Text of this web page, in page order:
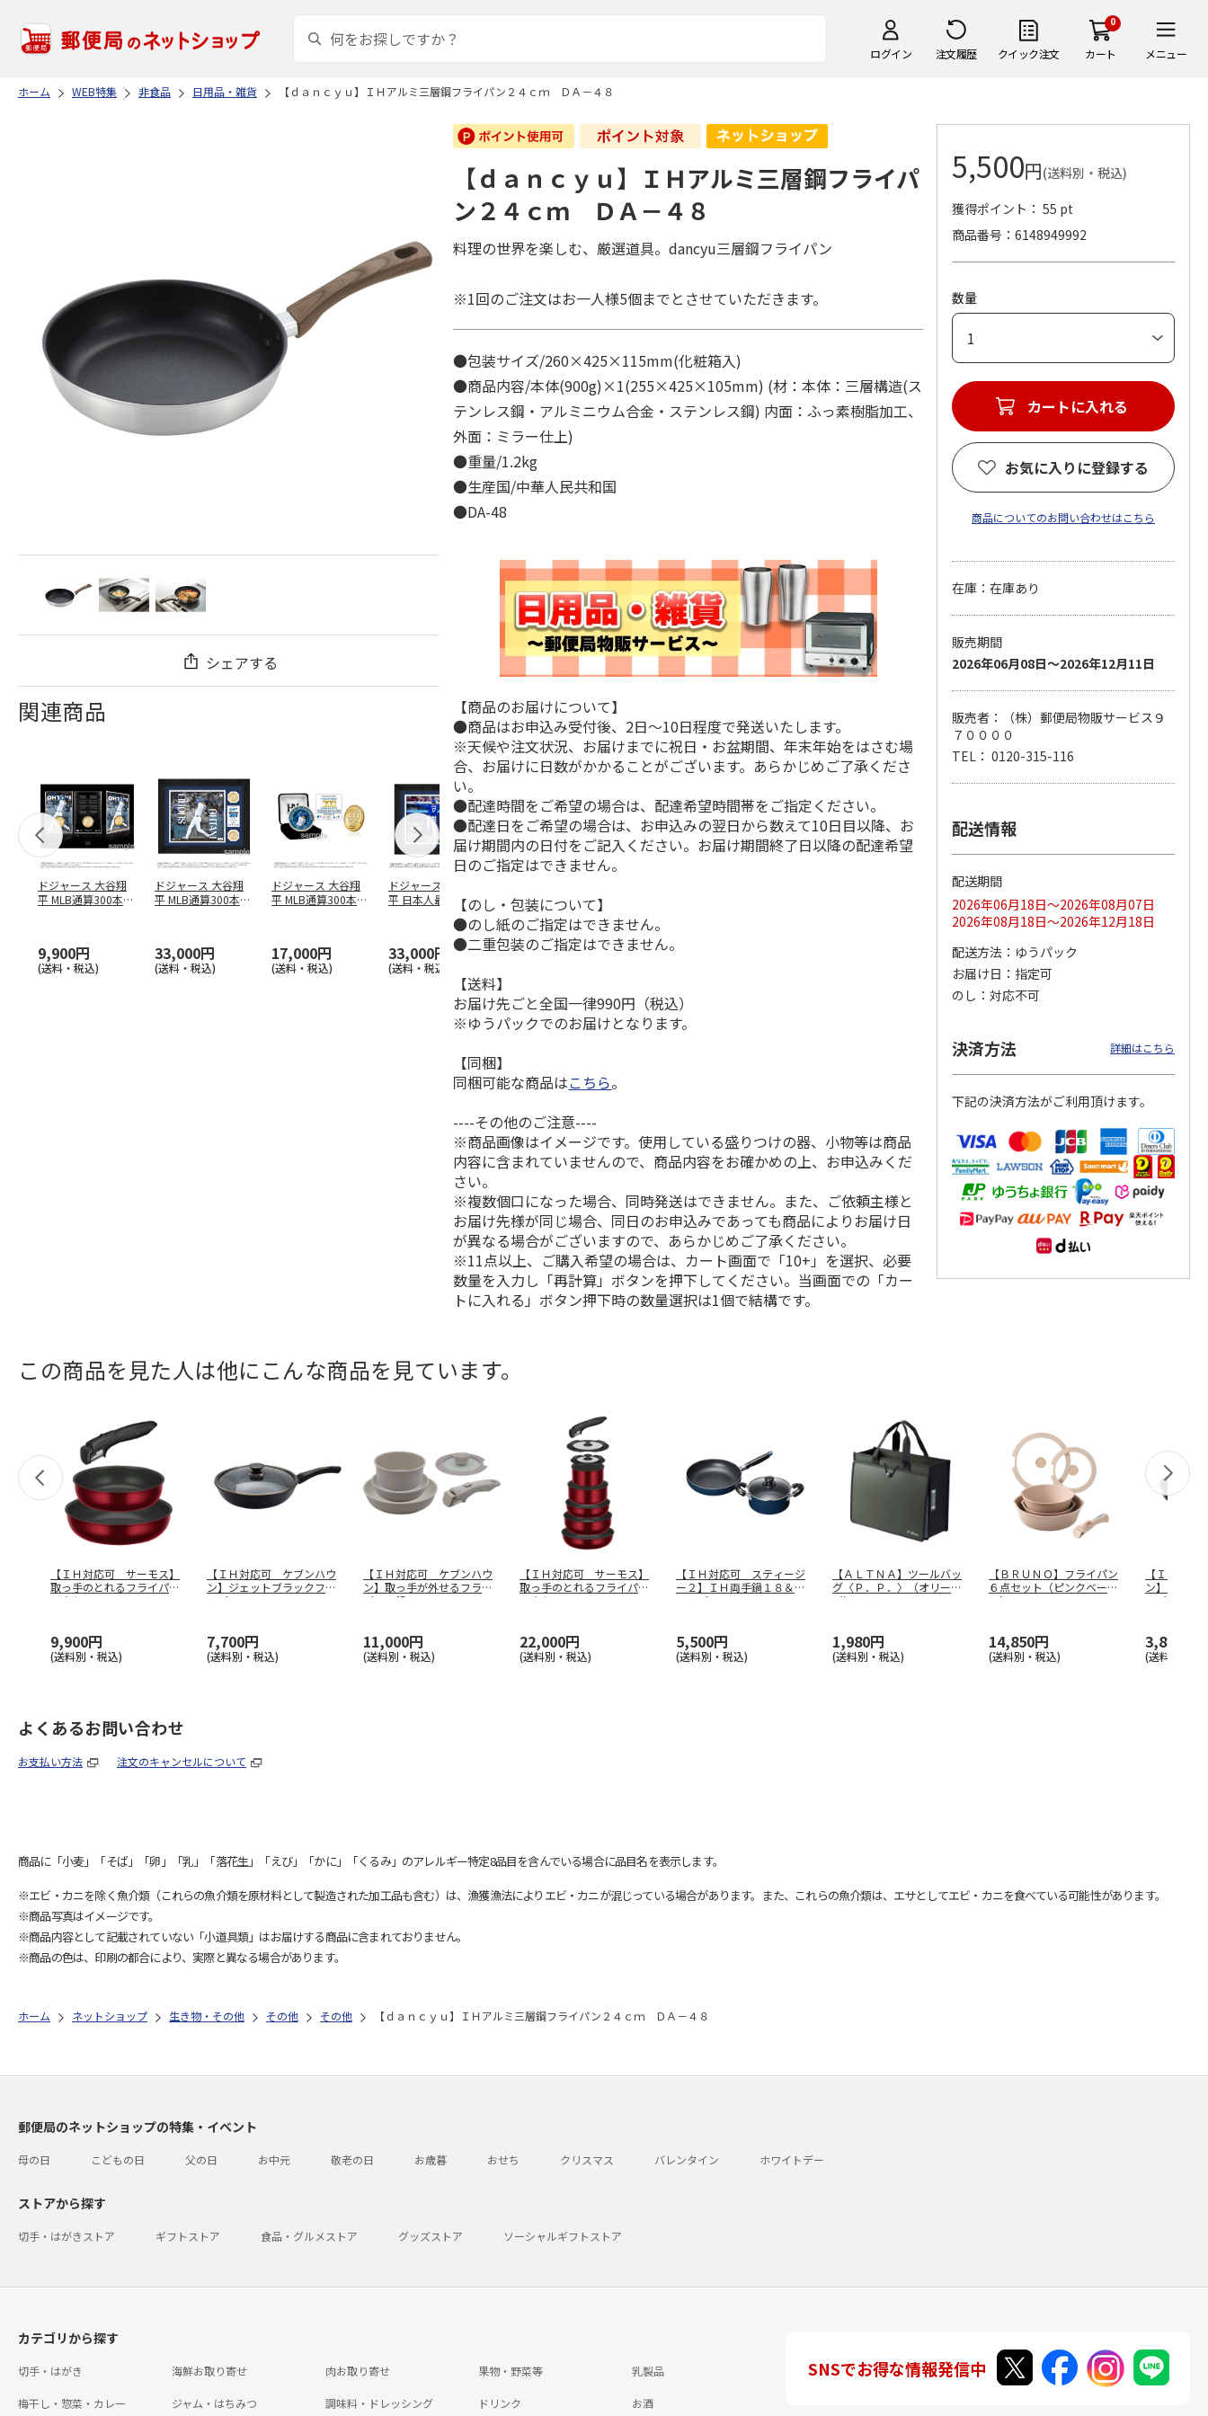
ログイン 注文履歴 クイック注文
0
カート メニュー
ホーム WEB特集 非食品 日用品・雑貨 【ｄａｎｃｙｕ】ＩＨアルミ三層鋼フライパン２４ｃｍ ＤＡ－４８
シェアする
関連商品
ドジャース 大谷翔
平 MLB通算300本塁
9,900円
(送料・税込)
ドジャース 大谷翔
平 MLB通算300本塁
33,000円
(送料・税込)
ドジャース 大谷翔
平 MLB通算300本塁
17,000円
(送料・税込)
ドジャース 大谷翔
平 日本人最多53試
合連続出塁記念 ダ
33,000円
(送料・税込)
谷翔平 2026 NL 3・
4月投手…
33,000円
イ…
9,900円
ドジャース 大谷翔
平 日本人最多53試
合連続出塁記念 シ
ル…
17,000円
(送料・税込)
谷翔平 2026 NL 3・
4月投手…
【ｄａｎｃｙｕ】ＩＨアルミ三層鋼フライパ
ン２４ｃｍ ＤＡ－４８
料理の世界を楽しむ、厳選道具。dancyu三層鋼フライパン
※1回のご注文はお一人様5個までとさせていただきます。
●包装サイズ/260×425×115mm(化粧箱入)
●商品内容/本体(900g)×1(255×425×105mm) (材：本体：三層構造(ス
テンレス鋼・アルミニウム合金・ステンレス鋼) 内面：ふっ素樹脂加工、
外面：ミラー仕上)
●重量/1.2kg
●生産国/中華人民共和国
●DA-48
【商品のお届けについて】
●商品はお申込み受付後、2日～10日程度で発送いたします。
※天候や注文状況、お届けまでに祝日・お盆期間、年末年始をはさむ場
合、お届けに日数がかかることがございます。あらかじめご了承くださ
い。
●配達時間をご希望の場合は、配達希望時間帯をご指定ください。
●配達日をご希望の場合は、お申込みの翌日から数えて10日目以降、お
届け期間内の日付をご記入ください。お届け期間終了日以降の配達希望
日のご指定はできません。
【のし・包装について】
●のし紙のご指定はできません。
●二重包装のご指定はできません。
【送料】
お届け先ごと全国一律990円（税込）
※ゆうパックでのお届けとなります。
【同梱】
同梱可能な商品はこちら。
----その他のご注意----
※商品画像はイメージです。使用している盛りつけの器、小物等は商品
内容に含まれていませんので、商品内容をお確かめの上、お申込みくだ
さい。
※複数個口になった場合、同時発送はできません。また、ご依頼主様と
お届け先様が同じ場合、同日のお申込みであっても商品によりお届け日
が異なる場合がございますので、あらかじめご了承ください。
※11点以上、ご購入希望の場合は、カート画面で「10+」を選択、必要
数量を入力し「再計算」ボタンを押下してください。当画面での「カー
トに入れる」ボタン押下時の数量選択は1個で結構です。
5,500円(送料別・税込)
獲得ポイント： 55 pt
商品番号
6148949992
数量
カートに入れる
お気に入りに登録する
商品についてのお問い合わせはこちら
在庫：在庫あり
販売期間
2026年06月08日～2026年12月11日
販売者：（株）郵便局物販サービス９
７００００
TEL： 0120-315-116
配送情報
配送期間
2026年06月18日～2026年08月07日
2026年08月18日～2026年12月18日
配送方法
ゆうパック
お届け日
指定可
のし
対応不可
決済方法 詳細はこちら
下記の決済方法がご利用頂けます。
この商品を見た人は他にこんな商品を見ています。
【ＩＨ対応可 サーモス】
取っ手のとれるフライパン
３点セット
9,900円
(送料別・税込)
【ＩＨ対応可 ケブンハウ
ン】ジェットブラックフラ
イパン２８
7,700円
(送料別・税込)
【ＩＨ対応可 ケブンハウ
ン】取っ手が外せるフライ
パン・鍋５
11,000円
(送料別・税込)
【ＩＨ対応可 サーモス】
取っ手のとれるフライパン
８点セット
22,000円
(送料別・税込)
【ＩＨ対応可 スティージ
ー２】ＩＨ両手鍋１８＆フ
ライパン２
5,500円
(送料別・税込)
【ＡＬＴＮＡ】ツールバッ
グ〈Ｐ．Ｐ．〉（オリー
ブ） Ａ７７
1,980円
(送料別・税込)
【ＢＲＵＮＯ】フライパン
６点セット（ピンクベージ
ュ） ＢＨ
14,850円
(送料別・税込)
【ＩＨ対
ン】ジェッ
イパン２０
3,850円
(送料別・税
よくあるお問い合わせ
お支払い方法 注文のキャンセルについて
商品に「小麦」「そば」「卵」「乳」「落花生」「えび」「かに」「くるみ」のアレルギー特定8品目を含んでいる場合に品目名を表示します。
※エビ・カニを除く魚介類（これらの魚介類を原材料として製造された加工品も含む）は、漁獲漁法によりエビ・カニが混じっている場合があります。また、これらの魚介類は、エサとしてエビ・カニを食べている可能性があります。
※商品写真はイメージです。
※商品内容として記載されていない「小道具類」はお届けする商品に含まれておりません。
※商品の色は、印刷の都合により、実際と異なる場合があります。
ホーム ネットショップ 生き物・その他 その他 その他 【ｄａｎｃｙｕ】ＩＨアルミ三層鋼フライパン２４ｃｍ ＤＡ－４８
郵便局のネットショップの特集・イベント
母の日 こどもの日 父の日 お中元 敬老の日 お歳暮 おせち クリスマス バレンタイン ホワイトデー
ストアから探す
切手・はがきストア ギフトストア 食品・グルメストア グッズストア ソーシャルギフトストア
カテゴリから探す
切手・はがき 海鮮お取り寄せ 肉お取り寄せ 果物・野菜等 乳製品
梅干し・惣菜・カレー ジャム・はちみつ 調味料・ドレッシング ドリンク お酒
SNSでお得な情報発信中